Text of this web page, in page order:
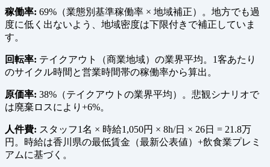
稼働率: 69%（業態別基準稼働率 × 地域補正）。地方でも過
度に低く出ないよう、地域密度は下限付きで補正していま
す。
回転率: テイクアウト（商業地域）の業界平均。1客あたり
のサイクル時間と営業時間帯の稼働率から算出。
原価率: 38%（テイクアウトの業界平均）。悲観シナリオで
は廃棄ロスにより+6%。
人件費: スタッフ1名 × 時給1,050円 × 8h/日 × 26日 = 21.8万
円。時給は香川県の最低賃金（最新公表値）+飲食業プレミ
アムに基づく。